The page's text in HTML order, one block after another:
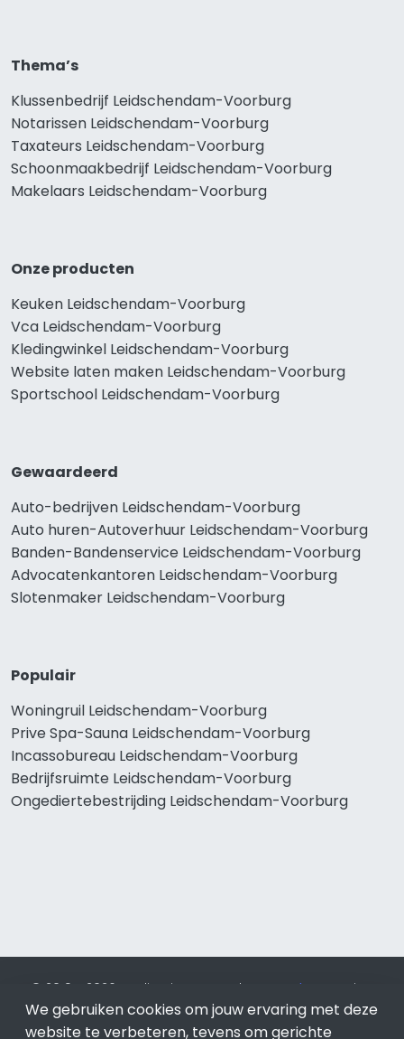
Thema’s
Klussenbedrijf Leidschendam-Voorburg
Notarissen Leidschendam-Voorburg
Taxateurs Leidschendam-Voorburg
Schoonmaakbedrijf Leidschendam-Voorburg
Makelaars Leidschendam-Voorburg
Onze producten
Keuken Leidschendam-Voorburg
Vca Leidschendam-Voorburg
Kledingwinkel Leidschendam-Voorburg
Website laten maken Leidschendam-Voorburg
Sportschool Leidschendam-Voorburg
Gewaardeerd
Auto-bedrijven Leidschendam-Voorburg
Auto huren-Autoverhuur Leidschendam-Voorburg
Banden-Bandenservice Leidschendam-Voorburg
Advocatenkantoren Leidschendam-Voorburg
Slotenmaker Leidschendam-Voorburg
Populair
Woningruil Leidschendam-Voorburg
Prive Spa-Sauna Leidschendam-Voorburg
Incassobureau Leidschendam-Voorburg
Bedrijfsruimte Leidschendam-Voorburg
Ongediertebestrijding Leidschendam-Voorburg
© 2019 - 2026 Realisatie en SEO door SEO-bureau
Lion
Internet. Betaal alleen voor bewezen resultaten?SEO
optimalisatie No Cure No Pay.Leidschendam-Voorburg
We gebruiken cookies om jouw ervaring met deze
website te verbeteren, tevens om gerichte